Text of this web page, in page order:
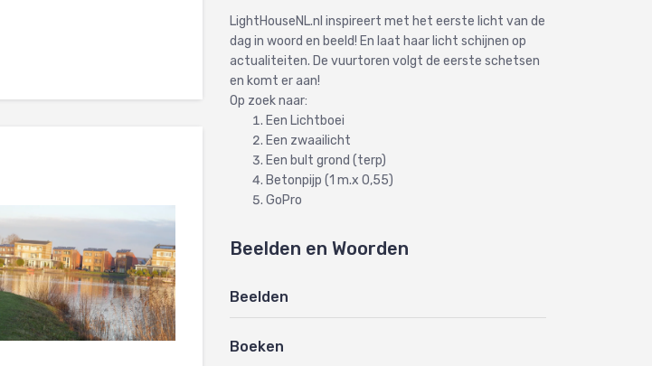
LightHouseNL.nl inspireert met het eerste licht van de
dag in woord en beeld! En laat haar licht schijnen op
actualiteiten. De vuurtoren volgt de eerste schetsen
en komt er aan!
Op zoek naar:
Een Lichtboei
Een zwaailicht
Een bult grond (terp)
Betonpijp (1 m.x 0,55)
GoPro
Beelden en Woorden
Beelden
Boeken